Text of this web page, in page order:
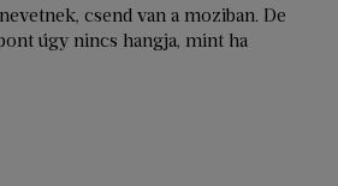
csend van a moziban. De
úgy nincs hangja, mint ha